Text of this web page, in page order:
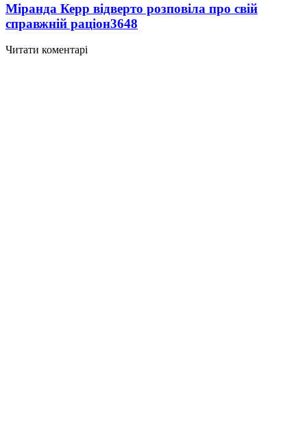
Міранда Керр відверто розповіла про свій
справжній раціон3648
Читати коментарі